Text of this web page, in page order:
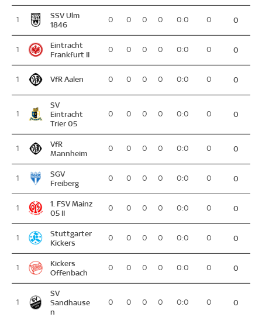
1
SSV Ulm
1846
0 0 0 0 0:0 0 0
1
Eintracht
Frankfurt II
0 0 0 0 0:0 0 0
1 VfR Aalen 0 0 0 0 0:0 0 0
1
SV
Eintracht
Trier 05
0 0 0 0 0:0 0 0
1
VfR
Mannheim
0 0 0 0 0:0 0 0
1
SGV
Freiberg
0 0 0 0 0:0 0 0
1
1. FSV Mainz
05 II
0 0 0 0 0:0 0 0
1
Stuttgarter
Kickers
0 0 0 0 0:0 0 0
1
Kickers
Offenbach
0 0 0 0 0:0 0 0
1
SV
Sandhause
n
0 0 0 0 0:0 0 0